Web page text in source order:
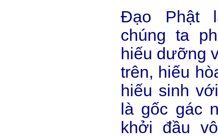
Đạo Phật
chúng ta
hiếu dưỡng
trên, hiếu
hiếu sinh
là gốc gác
khởi đầu